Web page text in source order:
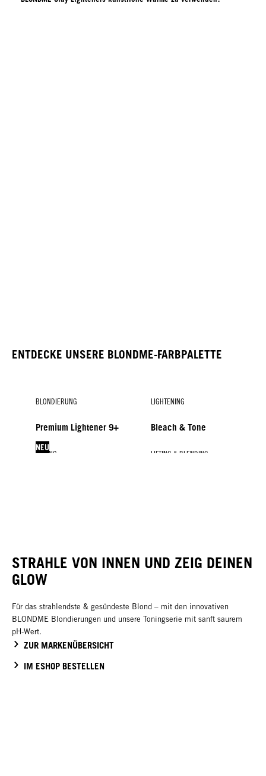
ENTDECKE UNSERE BLONDME-FARBPALETTE
BLONDIERUNG
Premium Lightener 9+
NEU
LIGHTENING
Bleach & Tone
TONING LIFTING & BLENDING
STRAHLE VON INNEN UND ZEIG DEINEN
GLOW
Für das strahlendste & gesündeste Blond – mit den innovativen
BLONDME Blondierungen und unsere Toningserie mit sanft saurem
pH-Wert.
ZUR MARKENÜBERSICHT
IM ESHOP BESTELLEN